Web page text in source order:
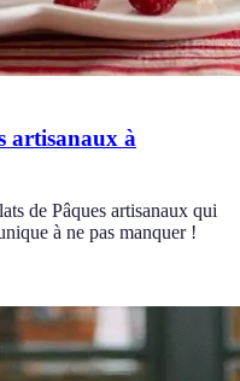
artisanaux à
de Pâques artisanaux qui
à ne pas manquer !